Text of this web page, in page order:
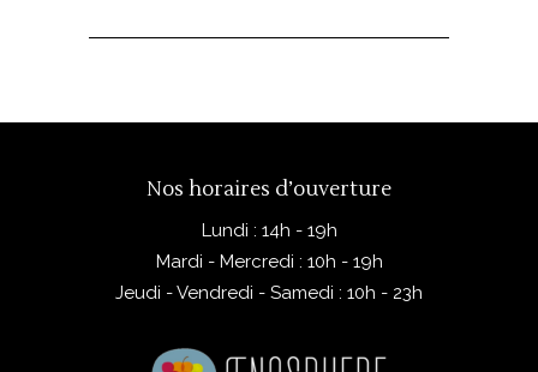
Nos horaires d’ouverture
Lundi : 14h - 19h
Mardi - Mercredi : 10h - 19h
Jeudi - Vendredi - Samedi : 10h - 23h